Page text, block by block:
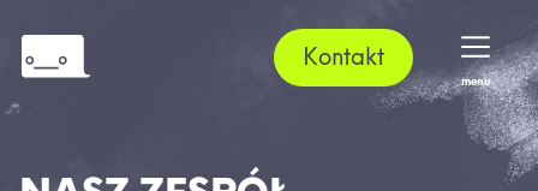
Kontakt
menu